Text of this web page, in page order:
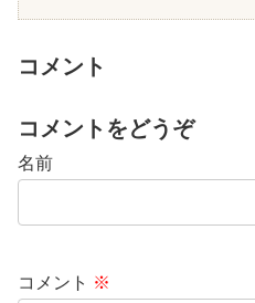
コメント
コメントをどうぞ
名前
コメント ※